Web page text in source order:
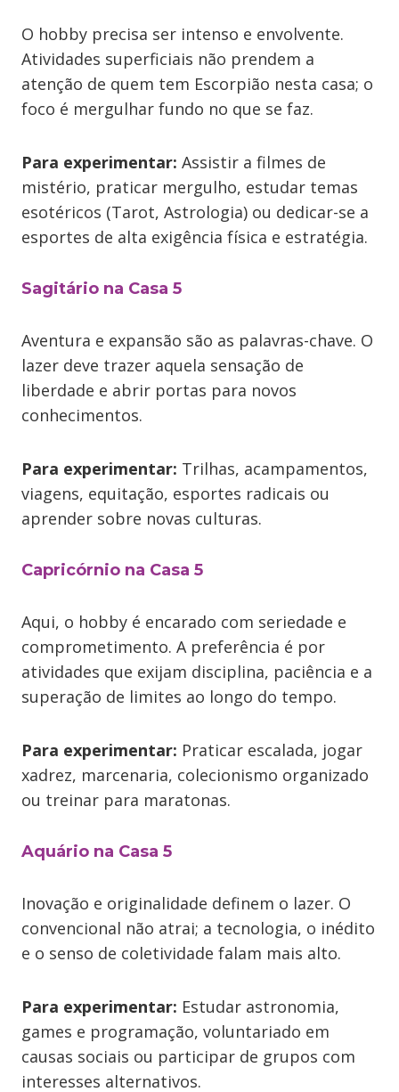
O hobby precisa ser intenso e envolvente.
Atividades superficiais não prendem a
atenção de quem tem Escorpião nesta casa; o
foco é mergulhar fundo no que se faz.
Para experimentar: Assistir a filmes de
mistério, praticar mergulho, estudar temas
esotéricos (Tarot, Astrologia) ou dedicar-se a
esportes de alta exigência física e estratégia.
Sagitário na Casa 5
Aventura e expansão são as palavras-chave. O
lazer deve trazer aquela sensação de
liberdade e abrir portas para novos
conhecimentos.
Para experimentar: Trilhas, acampamentos,
viagens, equitação, esportes radicais ou
aprender sobre novas culturas.
Capricórnio na Casa 5
Aqui, o hobby é encarado com seriedade e
comprometimento. A preferência é por
atividades que exijam disciplina, paciência e a
superação de limites ao longo do tempo.
Para experimentar: Praticar escalada, jogar
xadrez, marcenaria, colecionismo organizado
ou treinar para maratonas.
Aquário na Casa 5
Inovação e originalidade definem o lazer. O
convencional não atrai; a tecnologia, o inédito
e o senso de coletividade falam mais alto.
Para experimentar: Estudar astronomia,
games e programação, voluntariado em
causas sociais ou participar de grupos com
interesses alternativos.